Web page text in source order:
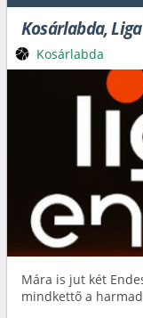
Kosárlabda,
Mára is jut két
mindkettő a
Kosárlabda